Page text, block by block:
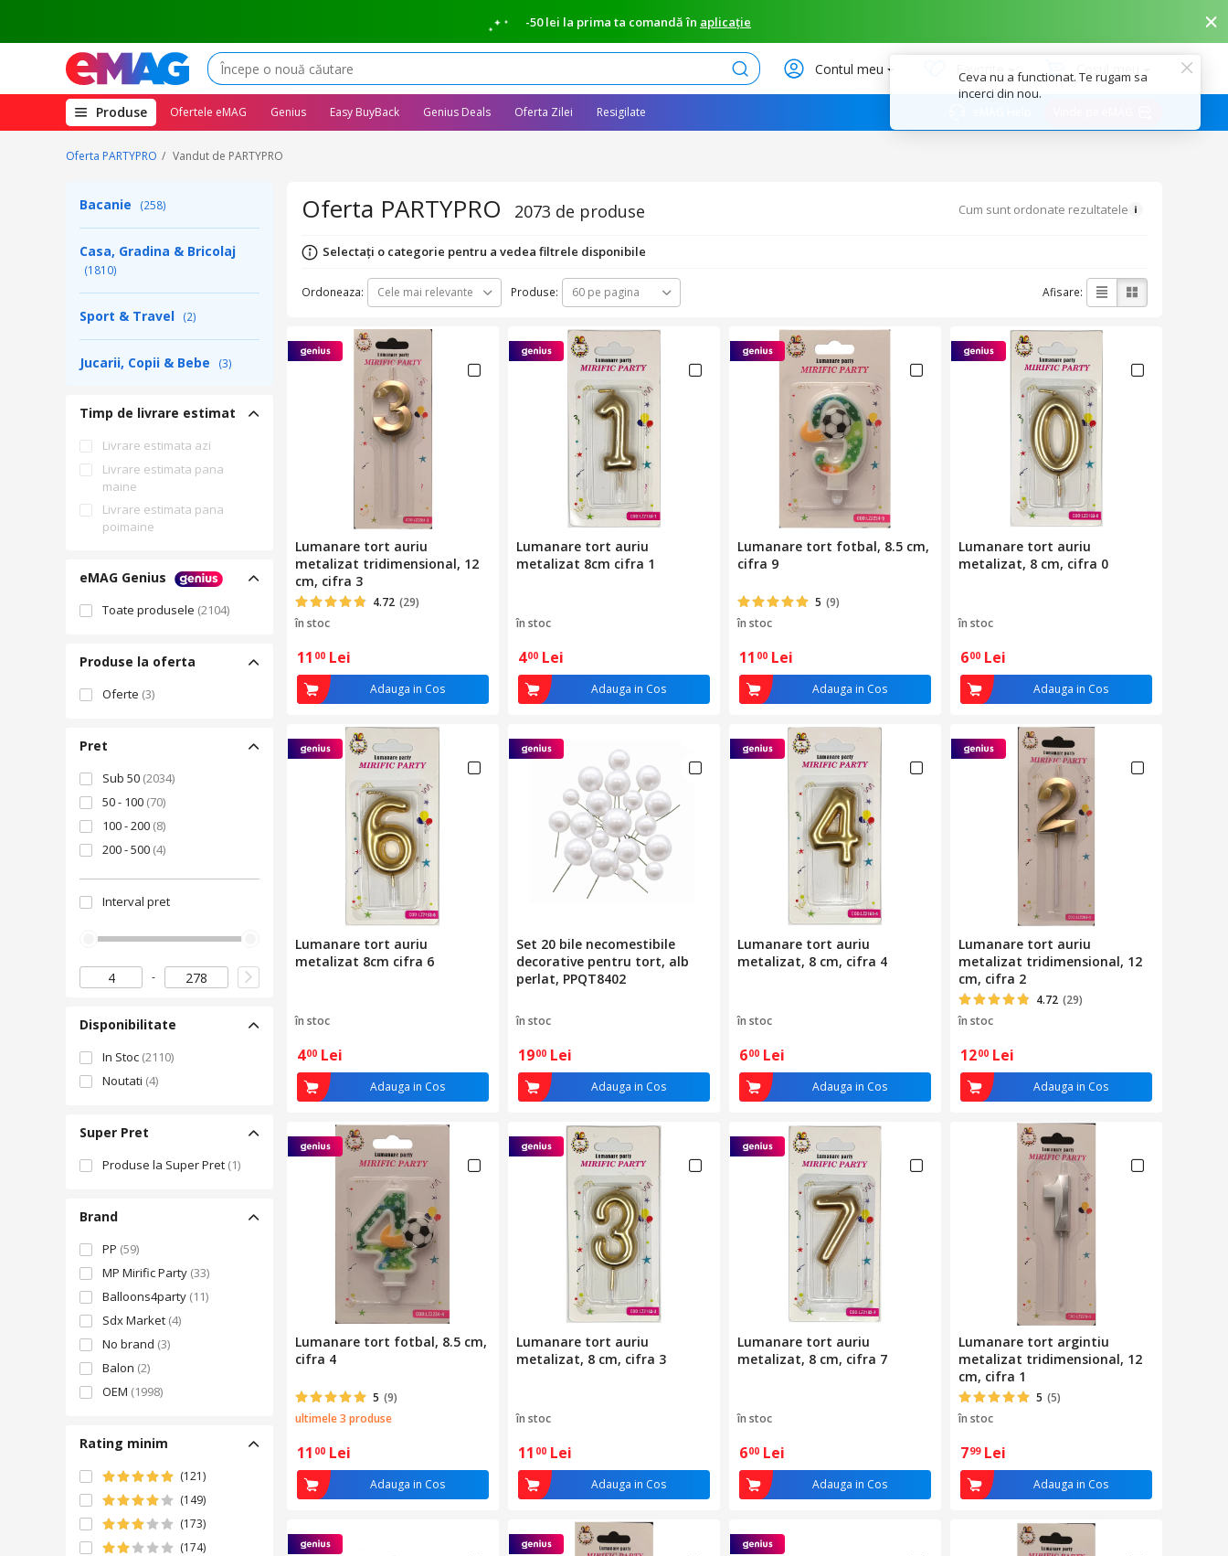
-50 lei la prima ta comandă în aplicație
Caută Contul meu Favorite Coșul meu
Produse(deschide
megameniul)
Ofertele eMAG Genius Easy BuyBack Genius Deals Oferta Zilei Resigilate
Oferta PARTYPRO Vandut de PARTYPRO
Bacanie (258)
Casa, Gradina & Bricolaj
(1810)
Sport & Travel (2)
Jucarii, Copii & Bebe (3)
Timp de livrare estimat
Livrare estimata azi
Livrare estimata pana
maine
Livrare estimata pana
poimaine
eMAG Genius
Toate produsele (2104)
Produse la oferta
Oferte (3)
Pret
Sub 50 (2034)
50 - 100 (70)
100 - 200 (8)
200 - 500 (4)
Interval pret
Disponibilitate
In Stoc (2110)
Noutati (4)
Super Pret
Produse la Super Pret (1)
Brand
PP (59)
MP Mirific Party (33)
Balloons4party (11)
Sdx Market (4)
No brand (3)
Balon (2)
OEM (1998)
Rating minim
(121)
(149)
(173)
(174)
Oferta PARTYPRO 2073 de produse Cum sunt ordonate rezultatele
Selectați o categorie pentru a vedea filtrele disponibile
Ordoneaza: Cele mai relevante Produse: 60 pe pagina Afisare:
Lumanare tort auriu
metalizat tridimensional, 12
cm, cifra 3
4.72 (29)
în stoc
11 00 Lei
Adauga in Cos
Lumanare tort auriu
metalizat 8cm cifra 1
în stoc
400 Lei
Adauga in Cos
Lumanare tort fotbal, 8.5 cm,
cifra 9
5 (9)
în stoc
11 00 Lei
Adauga in Cos
Lumanare tort auriu
metalizat, 8 cm, cifra 0
în stoc
600 Lei
Adauga in Cos
Lumanare tort auriu
metalizat 8cm cifra 6
în stoc
400 Lei
Adauga in Cos
Set 20 bile necomestibile
decorative pentru tort, alb
perlat, PPQT8402
în stoc
1900 Lei
Adauga in Cos
Lumanare tort auriu
metalizat, 8 cm, cifra 4
în stoc
600 Lei
Adauga in Cos
Lumanare tort auriu
metalizat tridimensional, 12
cm, cifra 2
4.72 (29)
în stoc
1200 Lei
Adauga in Cos
Lumanare tort fotbal, 8.5 cm,
cifra 4
5 (9)
ultimele 3 produse
11 00 Lei
Adauga in Cos
Lumanare tort auriu
metalizat, 8 cm, cifra 3
în stoc
11 00 Lei
Adauga in Cos
Lumanare tort auriu
metalizat, 8 cm, cifra 7
în stoc
600 Lei
Adauga in Cos
Lumanare tort argintiu
metalizat tridimensional, 12
cm, cifra 1
5 (5)
în stoc
799 Lei
Adauga in Cos